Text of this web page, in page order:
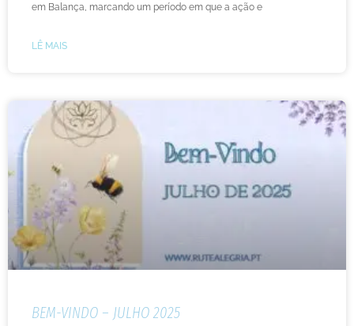
em Balança, marcando um período em que a ação e
LÊ MAIS
BEM-VINDO – JULHO 2025